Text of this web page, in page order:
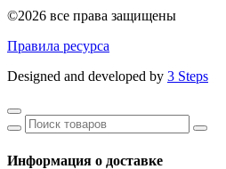
©2026 все права защищены
Правила ресурса
Designed and developed by 3 Steps
Информация о доставке